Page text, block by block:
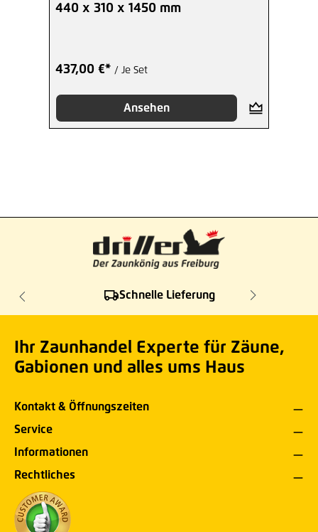
440 x 310 x 1450 mm
437,00 €* / Je Set
Ansehen
Schnelle Lieferung
Ihr Zaunhandel Experte für Zäune,
Gabionen und alles ums Haus
Kontakt & Öffnungszeiten
Service
Informationen
Rechtliches